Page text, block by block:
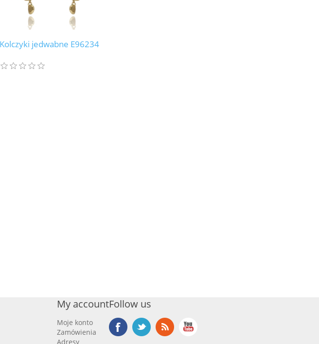
Kolczyki jedwabne E96234
My account
Moje konto
Zamówienia
Adresy
Follow us